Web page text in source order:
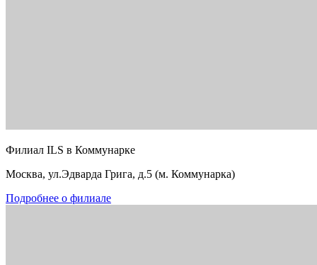
Филиал ILS в Коммунарке
Москва, ул.Эдварда Грига, д.5 (м. Коммунарка)
Подробнее о филиале